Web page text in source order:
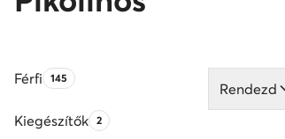
FérfiTermékek száma:
145
KiegészítőkTermékek száma:
2
Rendezd